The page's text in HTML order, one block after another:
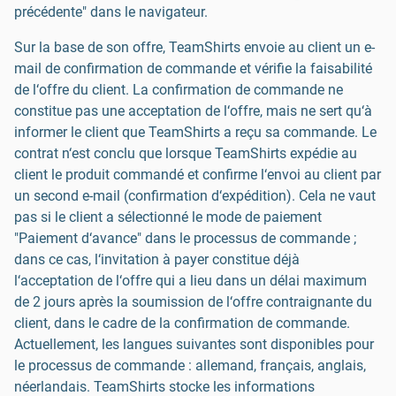
précédente" dans le navigateur.
Sur la base de son offre, TeamShirts envoie au client un e-
mail de confirmation de commande et vérifie la faisabilité
de l‘offre du client. La confirmation de commande ne
constitue pas une acceptation de l‘offre, mais ne sert qu‘à
informer le client que TeamShirts a reçu sa commande. Le
contrat n‘est conclu que lorsque TeamShirts expédie au
client le produit commandé et confirme l‘envoi au client par
un second e-mail (confirmation d‘expédition). Cela ne vaut
pas si le client a sélectionné le mode de paiement
"Paiement d‘avance" dans le processus de commande ;
dans ce cas, l‘invitation à payer constitue déjà
l‘acceptation de l‘offre qui a lieu dans un délai maximum
de 2 jours après la soumission de l‘offre contraignante du
client, dans le cadre de la confirmation de commande.
Actuellement, les langues suivantes sont disponibles pour
le processus de commande : allemand, français, anglais,
néerlandais. TeamShirts stocke les informations